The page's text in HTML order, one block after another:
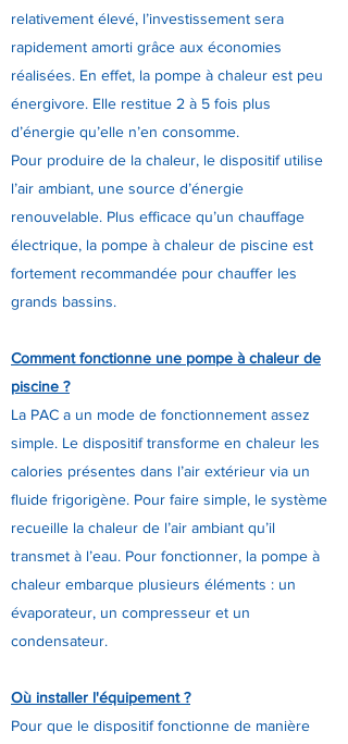
relativement élevé, l’investissement sera
rapidement amorti grâce aux économies
réalisées. En effet, la pompe à chaleur est peu
énergivore. Elle restitue 2 à 5 fois plus
d’énergie qu’elle n’en consomme.
Pour produire de la chaleur, le dispositif utilise
l’air ambiant, une source d’énergie
renouvelable. Plus efficace qu’un chauffage
électrique, la pompe à chaleur de piscine est
fortement recommandée pour chauffer les
grands bassins.
Comment fonctionne une pompe à chaleur de
piscine ?
La PAC a un mode de fonctionnement assez
simple. Le dispositif transforme en chaleur les
calories présentes dans l’air extérieur via un
fluide frigorigène. Pour faire simple, le système
recueille la chaleur de l’air ambiant qu’il
transmet à l’eau. Pour fonctionner, la pompe à
chaleur embarque plusieurs éléments : un
évaporateur, un compresseur et un
condensateur.
Où installer l'équipement ?
Pour que le dispositif fonctionne de manière